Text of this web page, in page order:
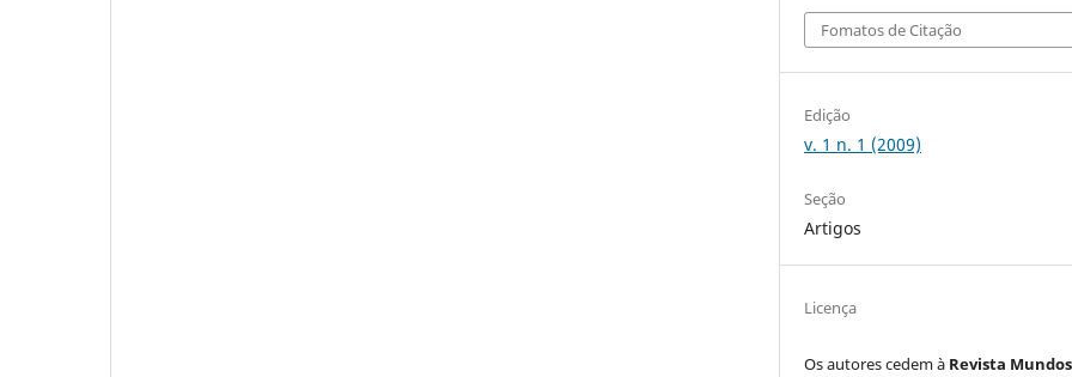
Fomatos de Citação
Edição
v. 1 n. 1 (2009)
Seção
Artigos
Licença
Os autores cedem à Revista